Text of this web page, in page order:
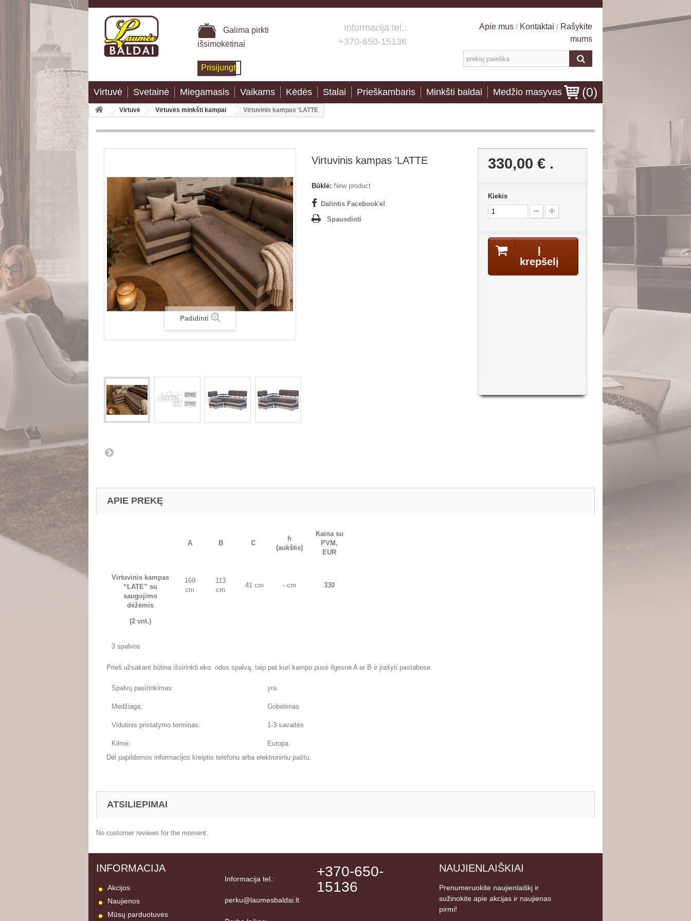
Galima pirkti
išsimokėtinai
Prisijungti
Informacija tel.:
+370-650-15136
Apie mus / Kontaktai / Rašykite
mums
Virtuvė Svetainė Miegamasis Vaikams Kėdės Stalai Prieškambaris Minkšti baldai Medžio masyvas (0)
Virtuvė Virtuvės minkšti kampai Virtuvinis kampas 'LATTE
Padidinti
Virtuvinis kampas 'LATTE
Būklė: New product
Dalintis Facebook'e!
Spausdinti
330,00 € .
Kiekis
Į
krepšelį
APIE PREKĘ
A B C
h
(aukštis)
Kaina su
PVM,
EUR
Virtuvinis kampas
“LATE” su
saugojimo
dėžėmis
(2 vnt.)
169
cm
113
cm
41 cm - cm 330
3 spalvos
Prieš užsakant būtina išsirinkti eko odos spalvą, taip pat kuri kampo pusė ilgesnė A ar B ir įrašyti pastabose.
Spalvų pasirinkimas: yra
Medžiaga: Gobelenas
Vidutinis pristatymo terminas: 1-3 savaitės
Kilmė:
Europa
Dėl papildomos informacijos kreiptis telefonu arba elektroniniu paštu.
ATSILIEPIMAI
No customer reviews for the moment.
INFORMACIJA
Akcijos
Naujienos
Mūsų parduotuvės
Informacija tel.:
+370-650-
15136
perku@laumesbaldai.lt
NAUJIENLAIŠKIAI
Prenumeruokite naujienlaiškį ir
sužinokite apie akcijas ir naujienas
pirmi!